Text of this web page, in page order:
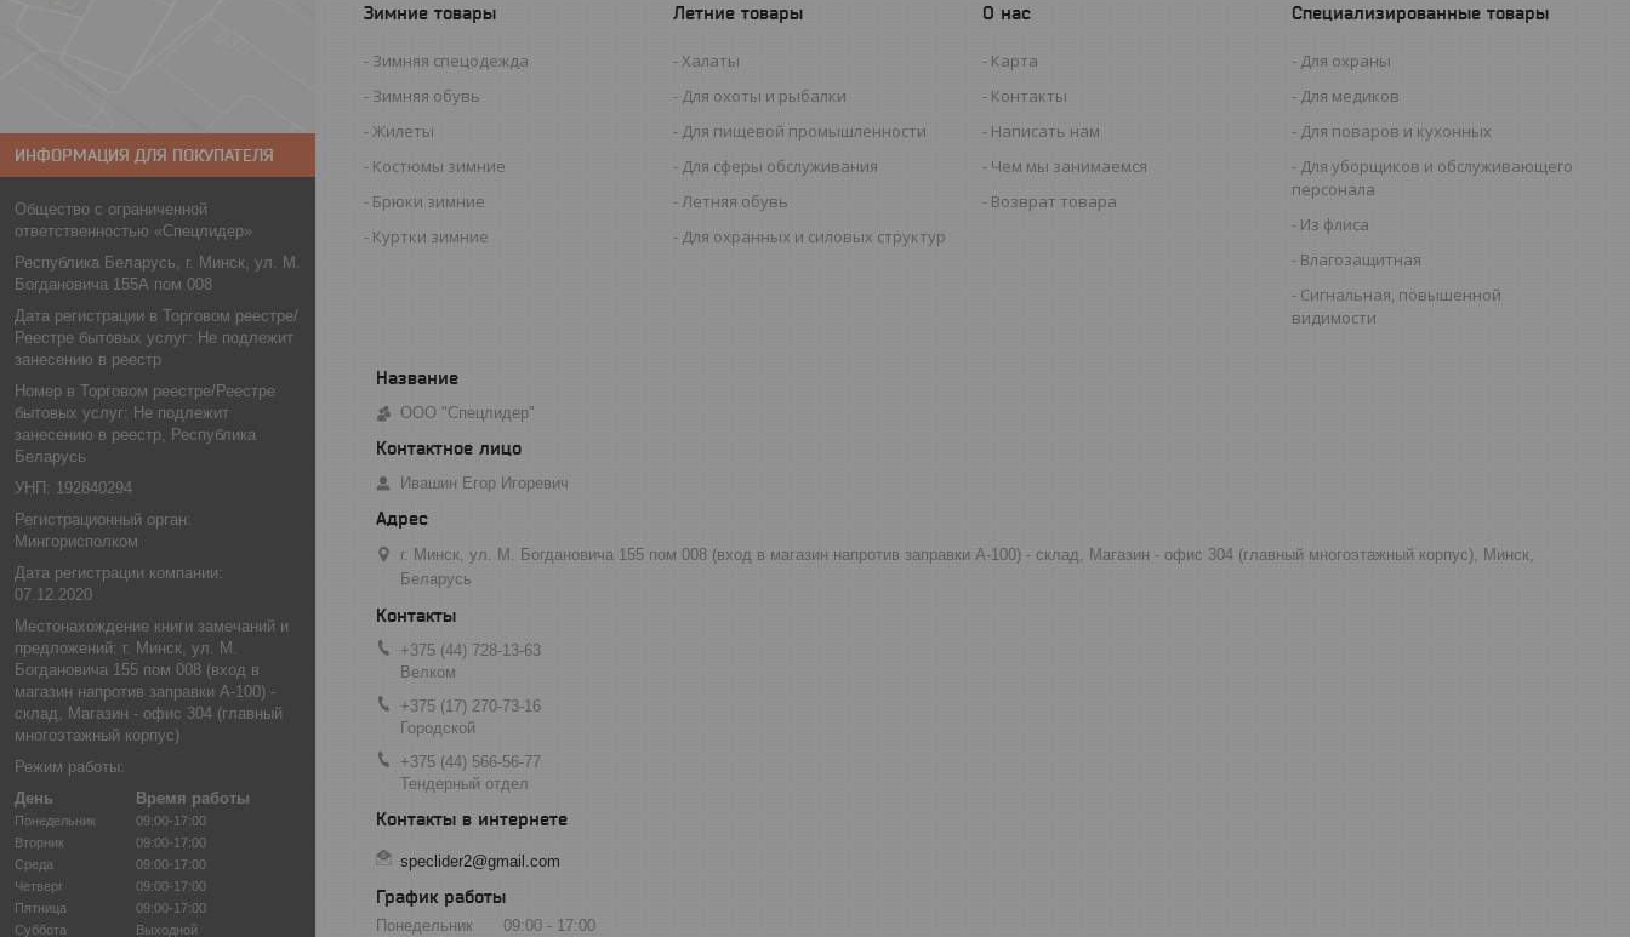
ИНФОРМАЦИЯ ДЛЯ ПОКУПАТЕЛЯ
Общество с ограниченной
ответственностью «Спецлидер»
Республика Беларусь, г. Минск, ул. М.
Богдановича 155А пом 008
Дата регистрации в Торговом реестре/
Реестре бытовых услуг: Не подлежит
занесению в реестр
Номер в Торговом реестре/Реестре
бытовых услуг: Не подлежит
занесению в реестр, Республика
Беларусь
УНП: 192840294
Регистрационный орган:
Мингорисполком
Дата регистрации компании:
07.12.2020
Местонахождение книги замечаний и
предложений: г. Минск, ул. М.
Богдановича 155 пом 008 (вход в
магазин напротив заправки А-100) -
склад, Магазин - офис 304 (главный
многоэтажный корпус)
Режим работы:
День
Время работы
Понедельник
09:00-17:00
Вторник
09:00-17:00
Среда
09:00-17:00
Четверг
09:00-17:00
Пятница
09:00-17:00
Суббота
Выходной
Зимние товары
Зимняя спецодежда
Зимняя обувь
Жилеты
Костюмы зимние
Брюки зимние
Куртки зимние
Летние товары
Халаты
Для охоты и рыбалки
Для пищевой промышленности
Для сферы обслуживания
Летняя обувь
Для охранных и силовых структур
О нас
Карта
Контакты
Написать нам
Чем мы занимаемся
Возврат товара
Специализированные товары
Для охраны
Для медиков
Для поваров и кухонных
Для уборщиков и обслуживающего
персонала
Из флиса
Влагозащитная
Сигнальная, повышенной
видимости
ООО "Спецлидер"
Ивашин Егор Игоревич
г. Минск, ул. М. Богдановича 155 пом 008 (вход в магазин напротив заправки А-100) - склад, Магазин - офис 304 (главный многоэтажный корпус), Минск,
Беларусь
+375 (44) 728-13-63
Велком
+375 (17) 270-73-16
Городской
+375 (44) 566-56-77
Тендерный отдел
speclider2@gmail.com
График работы
Понедельник 09:00 17:00